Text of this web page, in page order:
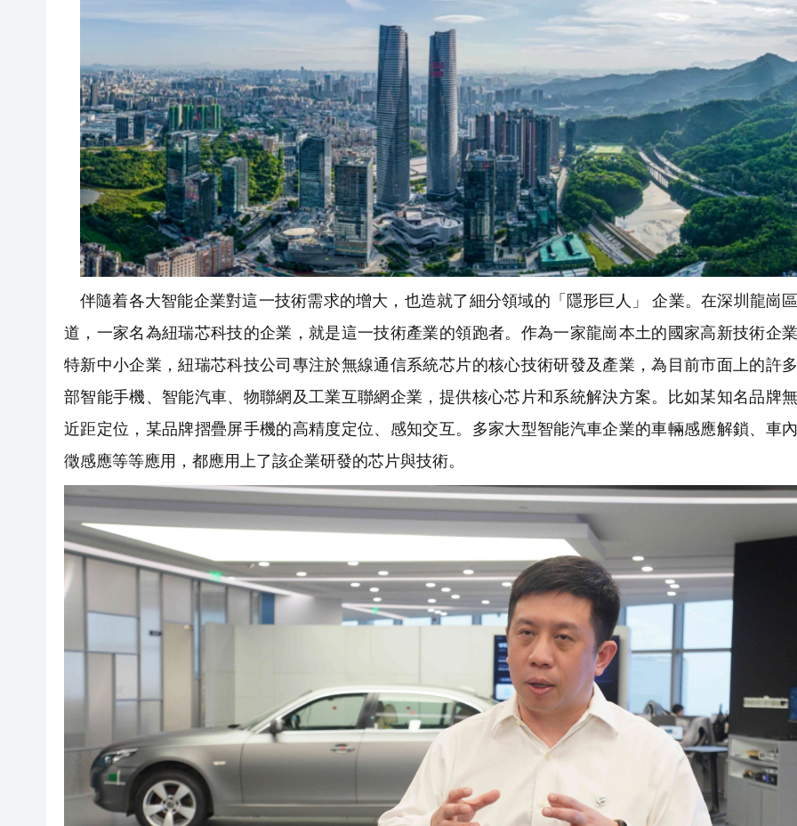
伴隨着各大智能企業對這一技術需求的增大，也造就了細分領域的「隱形巨人」 企業。在深圳龍崗
道，一家名為紐瑞芯科技的企業，就是這一技術產業的領跑者。作為一家龍崗本土的國家高新技術企
特新中小企業，紐瑞芯科技公司專注於無線通信系統芯片的核心技術研發及產業，為目前市面上的許
部智能手機、智能汽車、物聯網及工業互聯網企業，提供核心芯片和系統解決方案。比如某知名品牌
近距定位，某品牌摺疊屏手機的高精度定位、感知交互。多家大型智能汽車企業的車輛感應解鎖、車
徵感應等等應用，都應用上了該企業研發的芯片與技術。